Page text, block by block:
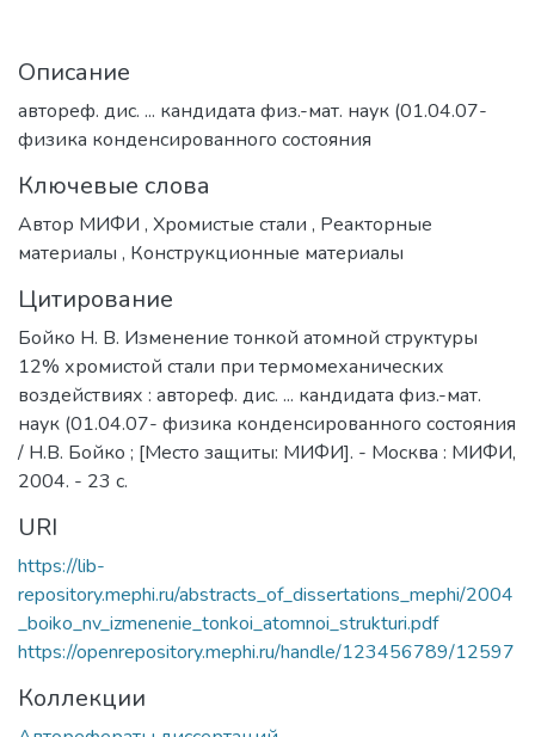
основного вида технических устройств
середины 21 века. ИФТИС реализует
«дуальную» модель образования, в
рамках которой направляет студентов
на стажировку и выпускников для
трудоустройства на передовые
инновационных киберфизических
продуктов, в первую очередь, на
предприятия ГК «Росатом». Основным
индустриальным партнером ИФТИС
является ведущее предприятие ГК
«Росатом» — ФГУП «ВНИИА им. Н.Л.
Описание
автореф. дис. ... кандидата физ.-мат. наук (01.04.07-
физика конденсированного состояния
Ключевые слова
Автор МИФИ , Хромистые стали , Реакторные
материалы , Конструкционные материалы
Цитирование
Бойко Н. В. Изменение тонкой атомной структуры
12% хромистой стали при термомеханических
воздействиях : автореф. дис. ... кандидата физ.-мат.
наук (01.04.07- физика конденсированного состояния
/ Н.В. Бойко ; [Место защиты: МИФИ]. - Москва : МИФИ,
2004. - 23 с.
URI
https://lib-
repository.mephi.ru/abstracts_of_dissertations_mephi/2004
_boiko_nv_izmenenie_tonkoi_atomnoi_strukturi.pdf
https://openrepository.mephi.ru/handle/123456789/12597
Коллекции